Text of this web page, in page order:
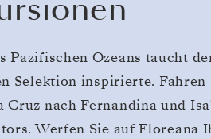
Pazifischen Ozeans taucht
Selektion inspirierte. Fahren
Cruz nach Fernandina und
Werfen Sie auf Floreana